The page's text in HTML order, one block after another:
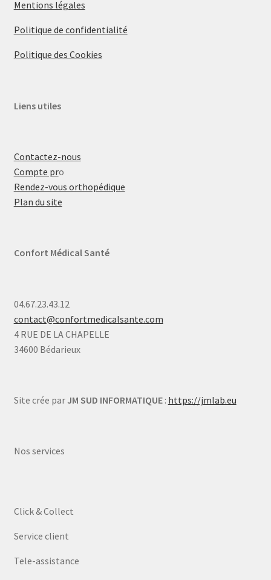
Mentions légales
Politique de confidentialité
Politique des Cookies
Liens utiles
Contactez-nous
Compte pro
Rendez-vous orthopédique
Plan du site
Confort Médical Santé
04.67.23.43.12
contact@confortmedicalsante.com
4 RUE DE LA CHAPELLE
34600 Bédarieux
Site crée par JM SUD INFORMATIQUE: https://jmlab.eu
Nos services
Click & Collect
Service client
Tele-assistance